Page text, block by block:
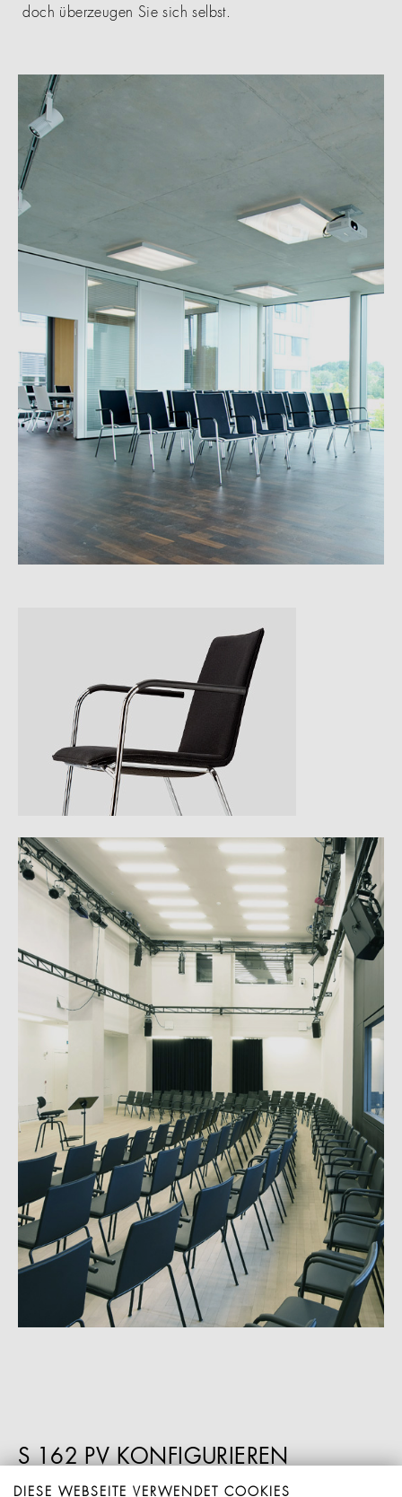
doch überzeugen Sie sich selbst.
S 162 PV KONFIGURIEREN
DIESE WEBSEITE VERWENDET COOKIES